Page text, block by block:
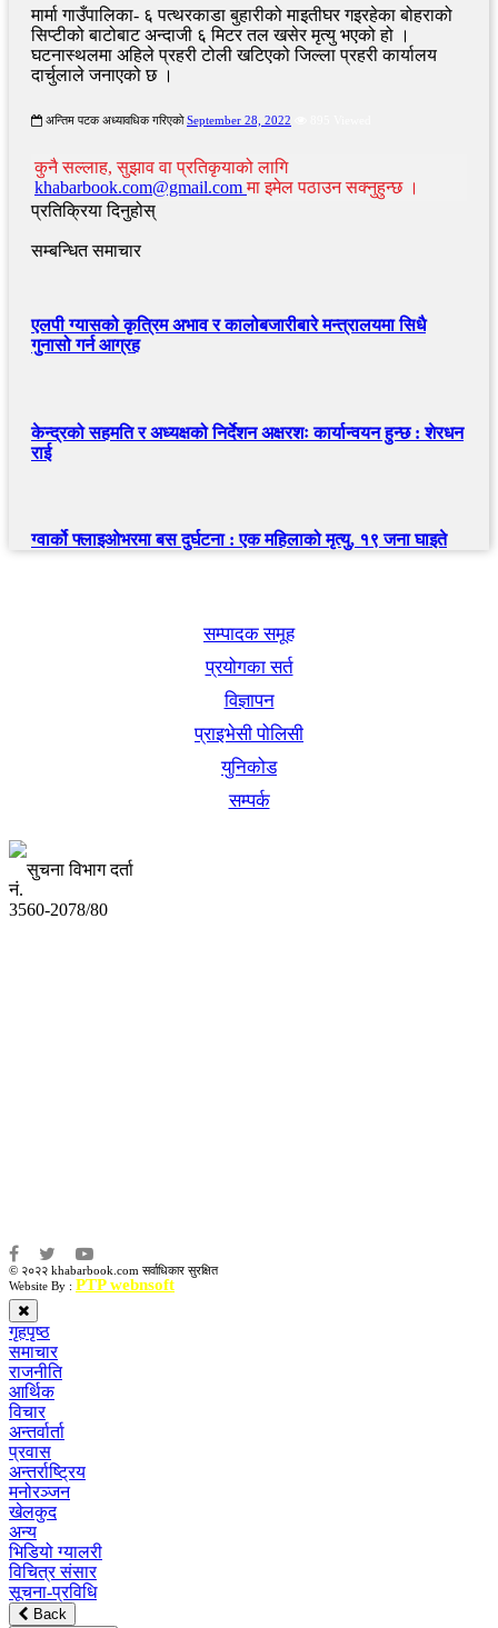
मार्मा गाउँपालिका- ६ पत्थरकाडा बुहारीको माइतीघर गइरहेका बोहराको
सिप्टीको बाटोबाट अन्दाजी ६ मिटर तल खसेर मृत्यु भएको हो ।
घटनास्थलमा अहिले प्रहरी टोली खटिएको जिल्ला प्रहरी कार्यालय
दार्चुलाले जनाएको छ ।
अन्तिम पटक अध्यावधिक गरिएको September 28, 2022
कुनै सल्लाह, सुझाव वा प्रतिकृयाको लागि
khabarbook.com@gmail.comमा इमेल पठाउन सक्नुहुन्छ ।
प्रतिक्रिया दिनुहोस्
सम्बन्धित समाचार
एलपी ग्यासको कृत्रिम अभाव र कालोबजारीबारे मन्त्रालयमा सिधै
गुनासो गर्न आग्रह
केन्द्रको सहमति र अध्यक्षको निर्देशन अक्षरशः कार्यान्वयन हुन्छ : शेरधन
राई
ग्वार्को फ्लाइओभरमा बस दुर्घटना : एक महिलाको मृत्यु, १९ जना घाइते
सम्पादक समूह
प्रयोगका सर्त
विज्ञापन
प्राइभेसी पोलिसी
युनिकोड
सम्पर्क
सुचना विभाग दर्ता
नं.
3560-2078/80
© २०२२ khabarbook.com सर्वाधिकार सुरक्षित
Website By : PTP webnsoft
गृहपृष्ठ
समाचार
राजनीति
आर्थिक
विचार
अन्तर्वार्ता
प्रवास
अन्तर्राष्ट्रिय
मनोरञ्जन
खेलकुद
अन्य
भिडियो ग्यालरी
विचित्र संसार
सूचना-प्रविधि
Back